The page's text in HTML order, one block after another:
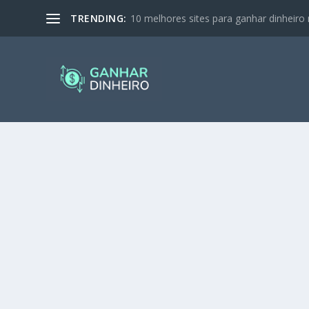
TRENDING: 10 melhores sites para ganhar dinheiro